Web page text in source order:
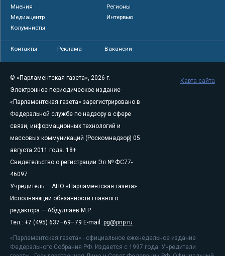
Мнения
Регионы
Медиацентр
Интервью
Колумнисты
Контакты Реклама Вакансии
© «Парламентская газета», 2026 г.
Электронное периодическое издание
«Парламентская газета» зарегистрировано в
Федеральной службе по надзору в сфере
связи, информационных технологий и
массовых коммуникаций (Роскомнадзор) 05
августа 2011 года. 18+
Свидетельство о регистрации Эл № ФС77-
46097
Учредитель — АНО «Парламентская газета»
Исполняющий обязанности главного
редактора — Абдуллаев М.Р.
Тел.: +7 (495) 637–69–79 E-mail: pg@pnp.ru
«Парламентская газета» - официальное еженедельное издание
Федерального Собрания РФ. Издается с 1997 года. Учредители
Карта сайта